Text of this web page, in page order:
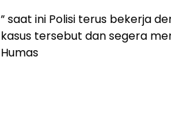
” saat ini Polisi terus bekerja
kasus tersebut dan segera
Humas